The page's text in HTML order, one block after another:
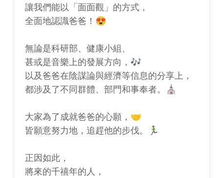
讓我們能以「面面觀」的方式，
全面地認識爸爸！😍
無論是科研部、健康小組、
甚或是音樂上的發展方向，🎶
以及爸爸在陰謀論與經濟等信息的分享上，
都涉及了不同群體、部門和事奉者。⛪
大家為了成就爸爸的心願，🤝
皆願意努力地，追趕他的步伐。🏃‍♂️
正因如此，
將來的千禧年的人，